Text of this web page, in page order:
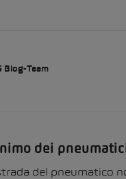
Blog-Team
dei
del pneumatico